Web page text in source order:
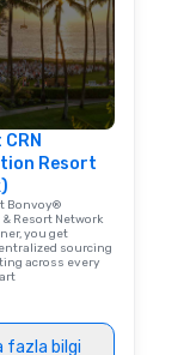
Resort
Bonvoy®
Resort Network
you get
sourcing
across every
fazla bilgi